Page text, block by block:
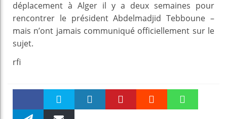
déplacement à Alger il y a deux semaines pour
rencontrer le président Abdelmadjid Tebboune –
mais n’ont jamais communiqué officiellement sur le
sujet.
rfi